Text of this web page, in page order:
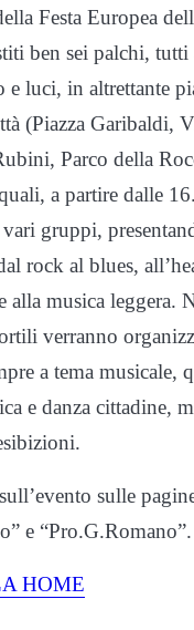
Festa Europea
ben sei palchi, tutti
luci, in altrettante
(Piazza Garibaldi,
Parco della
a partire dalle
gruppi,
rock al blues,
alla musica leggera.
verranno
a tema musicale,
e danza cittadine,
sulle
e “Pro.G.Romano”.
HOME